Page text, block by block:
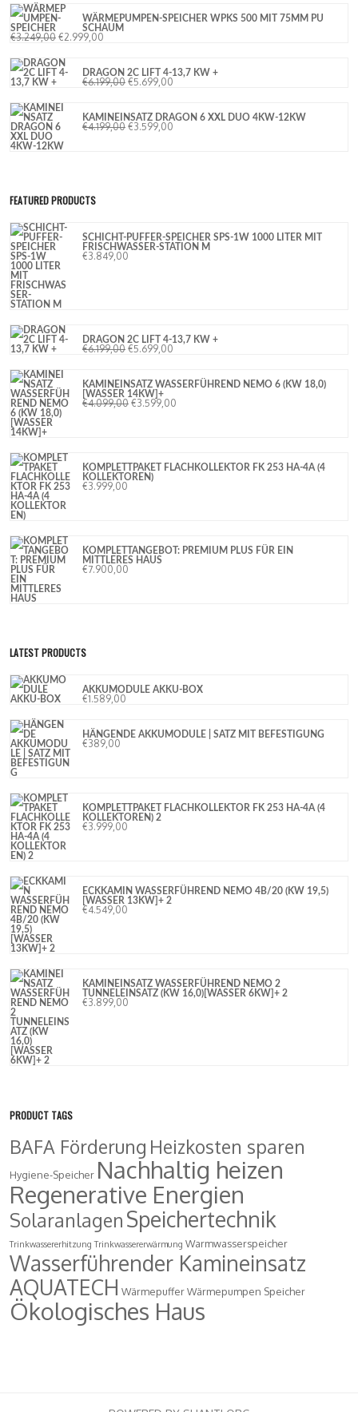
WÄRMEPUMPEN-SPEICHER WPKS 500 MIT 75MM PU
SCHAUM
€3.249,00 €2.999,00
DRAGON 2C LIFT 4-13,7 KW +
€6.199,00 €5.699,00
KAMINEINSATZ DRAGON 6 XXL DUO 4KW-12KW
€4.199,00 €3.599,00
FEATURED PRODUCTS
SCHICHT-PUFFER-SPEICHER SPS-1W 1000 LITER MIT
FRISCHWASSER-STATION M
€3.849,00
DRAGON 2C LIFT 4-13,7 KW +
€6.199,00 €5.699,00
KAMINEINSATZ WASSERFÜHREND NEMO 6 (KW 18,0)
[WASSER 14KW]+
€4.099,00 €3.599,00
KOMPLETTPAKET FLACHKOLLEKTOR FK 253 HA-4A (4
KOLLEKTOREN)
€3.999,00
KOMPLETTANGEBOT: PREMIUM PLUS FÜR EIN
MITTLERES HAUS
€7.900,00
LATEST PRODUCTS
AKKUMODULE AKKU-BOX
€1.589,00
HÄNGENDE AKKUMODULE | SATZ MIT BEFESTIGUNG
€389,00
KOMPLETTPAKET FLACHKOLLEKTOR FK 253 HA-4A (4
KOLLEKTOREN) 2
€3.999,00
ECKKAMIN WASSERFÜHREND NEMO 4B/20 (KW 19,5)
[WASSER 13KW]+ 2
€4.549,00
KAMINEINSATZ WASSERFÜHREND NEMO 2
TUNNELEINSATZ (KW 16,0)[WASSER 6KW]+ 2
€3.899,00
PRODUCT TAGS
BAFA Förderung Heizkosten sparen
Hygiene-Speicher Nachhaltig heizen
Regenerative Energien
Solaranlagen Speichertechnik
Trinkwassererhitzung Trinkwassererwärmung Warmwasserspeicher
Wasserführender Kamineinsatz
AQUATECH WärmepufferWärmepumpen Speicher
Ökologisches Haus